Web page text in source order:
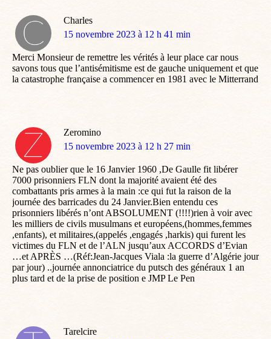
Charles
dit
15 novembre 2023 à 12 h 41 min
Merci Monsieur de remettre les vérités à leur place car nous
savons tous que l’antisémitisme est de gauche uniquement et que
la catastrophe française a commencer en 1981 avec le Mitterrand
Zeromino
dit
15 novembre 2023 à 12 h 27 min
Ne pas oublier que le 16 Janvier 1960 ,De Gaulle fit libérer
7000 prisonniers FLN dont la majorité avaient été des
combattants pris armes à la main :ce qui fut la raison de la
journée des barricades du 24 Janvier.Bien entendu ces
prisonniers libérés n’ont ABSOLUMENT (!!!!)rien à voir avec
les milliers de civils musulmans et européens,(hommes,femmes
,enfants), et militaires,(appelés ,engagés ,harkis) qui furent les
victimes du FLN et de l’ALN jusqu’aux ACCORDS d’Evian
…et APRÈS …(Réf:Jean-Jacques Viala :la guerre d’Algérie jour
par jour) ..journée annonciatrice du putsch des généraux 1 an
plus tard et de la prise de position e JMP Le Pen
Tarelcire